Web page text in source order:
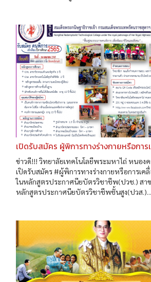
เปิดรับสมัคร ผู้พิการทางร่างกายหรือการ
ข่าวดี!!! วิทยาลัยเทคโนโลยีพระมหาไถ่ หนอง
เปิดรับสมัคร #ผู้พิการทางร่างกายหรือการเคลื่
ในหลักสูตรประกาศนียบัตรวิชาชีพ(ปวช.) สา
หลักสูตรประกาศนียบัตรวิชาชีพชั้นสูง(ปวส.)...